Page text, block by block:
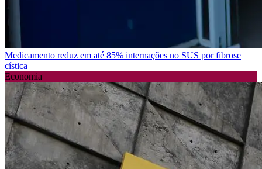
Medicamento reduz em até 85% internações no SUS por fibrose
cística
Economia